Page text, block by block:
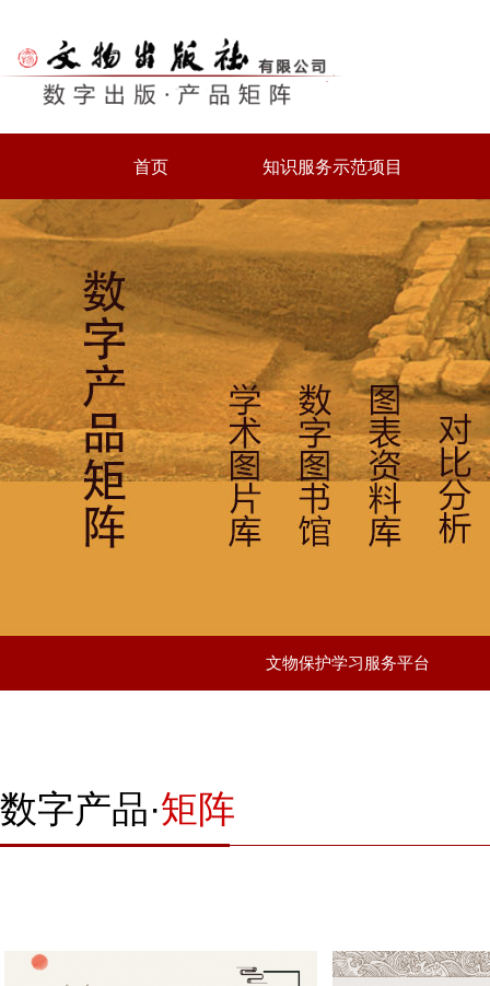
首页 知识服务示范项目
文物保护学习服务平台
数字产品·矩阵